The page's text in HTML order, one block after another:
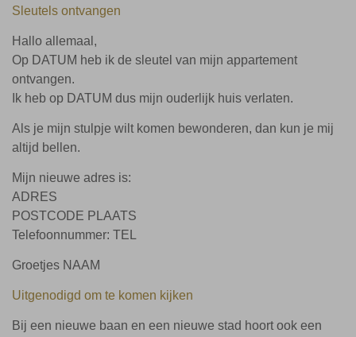
Sleutels ontvangen
Hallo allemaal,
Op DATUM heb ik de sleutel van mijn appartement
ontvangen.
Ik heb op DATUM dus mijn ouderlijk huis verlaten.
Als je mijn stulpje wilt komen bewonderen, dan kun je mij
altijd bellen.
Mijn nieuwe adres is:
ADRES
POSTCODE PLAATS
Telefoonnummer: TEL
Groetjes NAAM
Uitgenodigd om te komen kijken
Bij een nieuwe baan en een nieuwe stad hoort ook een